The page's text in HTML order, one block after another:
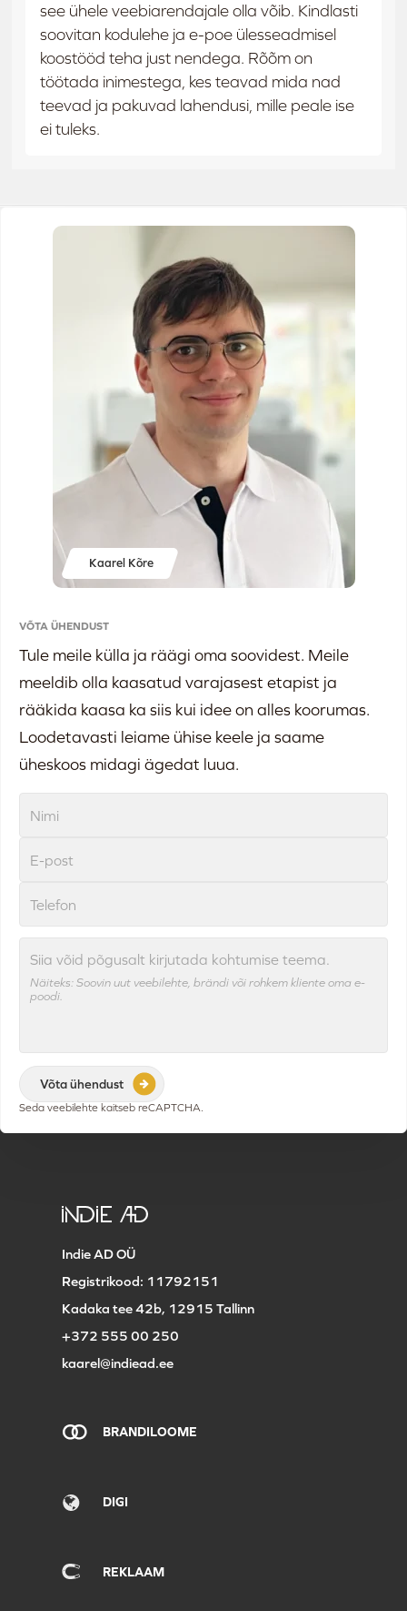
see ühele veebiarendajale olla võib. Kindlasti
soovitan kodulehe ja e-poe ülesseadmisel
koostööd teha just nendega. Rõõm on
töötada inimestega, kes teavad mida nad
teevad ja pakuvad lahendusi, mille peale ise
ei tuleks.
Kaarel Kõre
VÕTA ÜHENDUST
Tule meile külla ja räägi oma soovidest. Meile
meeldib olla kaasatud varajasest etapist ja
rääkida kaasa ka siis kui idee on alles koorumas.
Loodetavasti leiame ühise keele ja saame
üheskoos midagi ägedat luua.
Siia võid põgusalt kirjutada kohtumise teema.
Näiteks: Soovin uut veebilehte, brändi või rohkem kliente oma e-
poodi.
Seda veebilehte kaitseb reCAPTCHA.
Indie AD OÜ
Registrikood: 11792151
Kadaka tee 42b, 12915 Tallinn
+372 555 00 250
kaarel@indiead.ee
BRANDILOOME
DIGI
REKLAAM